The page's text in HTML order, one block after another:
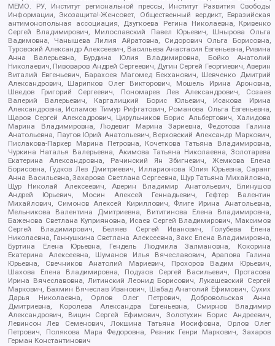
МЕМО. РУ, Институт региональной прессы, Институт Развития Свободы
Информации, Экозащита!-Женсовет, Общественный вердикт, Евразийская
антимонопольная ассоциация, Дзугкоева Регина Николаевна, Кривенко
Сергей Владимирович, Милославский Павел Юрьевич, Шнырова Ольга
Вадимовна, Чанышева Лилия Айратовна, Сидорович Ольга Борисовна,
Туровский Александр Алексеевич, Васильева Анастасия Евгеньевна, Ривина
Анна Валерьевна, Бурдина Юлия Владимировна, Бойко Анатолий
Николаевич, Пивоваров Андрей Сергеевич, Дугин Сергей Георгиевич, Аверин
Виталий Евгеньевич, Барахоев Магомед Бекханович, Шевченко Дмитрий
Александрович, Шарипков Олег Викторович, Мошель Ирина Ароновна,
Шведов Григорий Сергеевич, Пономарев Лев Александрович, Созаев
Валерий Валерьевич, Каргалицкий Борис Юльевич, Исакова Ирина
Александровна, Исламов Тимур Рифгатович, Романова Ольга Евгеньевна,
Щаров Сергей Алексадрович, Цирульников Борис Альбертович, Халидова
Марина Владимировна, Людевиг Марина Зариевна, Федотова Галина
Анатольевна, Паутов Юрий Анатольевич, Верховский Александр Маркович,
Пислакова-Паркер Марина Петровна, Кочеткова Татьяна Владимировна,
Чуркина Наталья Валерьевна, Акимова Татьяна Николаевна, Золотарева
Екатерина Александровна, Рачинский Ян Збигневич, Жемкова Елена
Борисовна, Гудков Лев Дмитриевич, Илларионова Юлия Юрьевна, Саранг
Анна Васильевна, Захарова Светлана Сергеевна, Щур Татьяна Михайловна,
Щур Николай Алексеевич, Аверин Владимир Анатольевич, Блинушов
Андрей Юрьевич, Мосин Алексей Геннадьевич, Гефтер Валентин
Михайлович, Симонов Алексей Кириллович, Флиге Ирина Анатольевна,
Мельникова Валентина Дмитриевна, Вититинова Елена Владимировна,
Баженова Светлана Куприяновна, Исаев Сергей Владимирович, Максимов
Сергей Владимирович, Беляев Сергей Иванович, Голубева Елена
Николаевна, Ганнушкина Светлана Алексеевна, Закс Елена Владимировна,
Буртина Елена Юрьевна, Гендель Людмила Залмановна, Кокорина
Екатерина Алексеевна, Шуманов Илья Вячеславович, Арапова Галина
Юрьевна, Свечников Анатолий Мариевич, Прохоров Вадим Юрьевич,
Шахова Елена Владимировна, Подузов Сергей Васильевич, Протасова
Ирина Вячеславовна, Литинский Леонид Борисович, Лукашевский Сергей
Маркович, Бахмин Вячеслав Иванович, Шабад Анатолий Ефимович, Сухих
Дарья Николаевна, Орлов Олег Петрович, Добровольская Анна
Дмитриевна, Королева Александра Евгеньевна, Смирнов Владимир
Александрович, Вицин Сергей Ефимович, Золотухин Борис Андреевич,
Левинсон Лев Семенович, Локшина Татьяна Иосифовна, Орлов Олег
Петрович, Полякова Мара Федоровна, Резник Генри Маркович, Захаров
Герман Константинович